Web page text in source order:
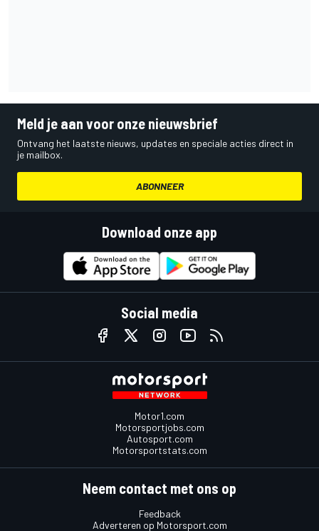
Meld je aan voor onze nieuwsbrief
Ontvang het laatste nieuws, updates en speciale acties direct in
je mailbox.
ABONNEER
Download onze app
Social media
Motor1.com
Motorsportjobs.com
Autosport.com
Motorsportstats.com
Neem contact met ons op
Feedback
Adverteren op Motorsport.com